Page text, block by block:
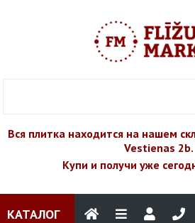
Вся плитка находится на нашем
Vestienas 2b.
Купи и получи уже
КАТАЛОГ